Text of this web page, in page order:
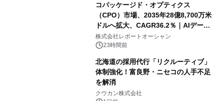
コパッケージド・オプティクス
（CPO）市場、2035年28億8,700万米
ドルへ拡大、CAGR36.2％｜AIデータ
センター・高速光通信需要が成長を加
速
株式会社レポートオーシャン
23時間前
北海道の採用代行「リクルーティブ」
体制強化！富良野・ニセコの人手不足
を解消
クウカン株式会社